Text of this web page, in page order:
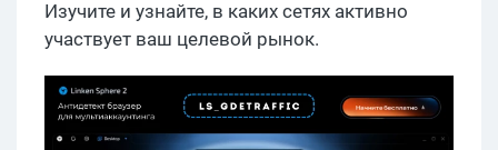
Изучите и узнайте, в каких сетях активно
участвует ваш целевой рынок.